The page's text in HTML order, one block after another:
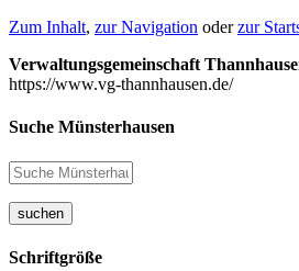
Zum Inhalt, zur Navigation oderzur
Verwaltungsgemeinschaft
https://www.vg-thannhausen.de/
Suche Münsterhausen
suchen
Schriftgröße